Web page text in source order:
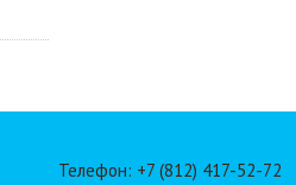
Телефон: +7 (812) 417-52-72